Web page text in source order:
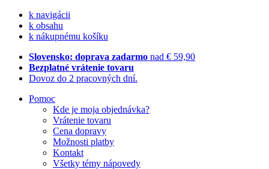
k navigácii
k obsahu
k nákupnému košíku
Slovensko: doprava zadarmo nad € 59,90
Bezplatné vrátenie tovaru
Dovoz do 2 pracovných dní.
Pomoc
Kde je moja objednávka?
Vrátenie tovaru
Cena dopravy
Možnosti platby
Kontakt
Všetky témy nápovedy